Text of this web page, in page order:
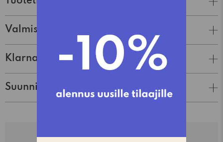
Valmistaja
Klarna Lasku & Tili
Suunnittelija